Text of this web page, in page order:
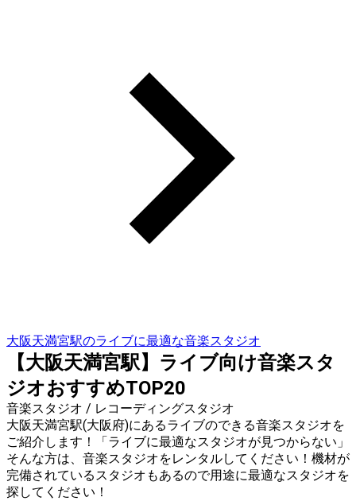
大阪天満宮駅のライブに最適な音楽スタジオ
【大阪天満宮駅】ライブ向け音楽スタ
ジオおすすめTOP20
音楽スタジオ / レコーディングスタジオ
大阪天満宮駅(大阪府)にあるライブのできる音楽スタジオを
ご紹介します！「ライブに最適なスタジオが見つからない」
そんな方は、音楽スタジオをレンタルしてください！機材が
完備されているスタジオもあるので用途に最適なスタジオを
探してください！